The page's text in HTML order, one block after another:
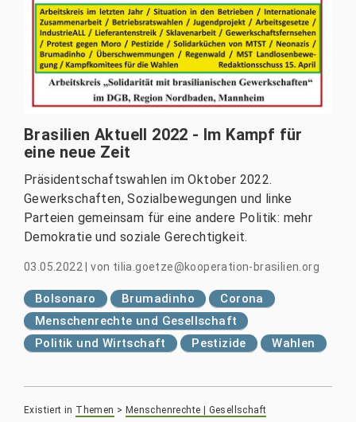
Brasilien Aktuell 2022 - Im Kampf für
eine neue Zeit
Präsidentschaftswahlen im Oktober 2022.
Gewerkschaften, Sozialbewegungen und linke
Parteien gemeinsam für eine andere Politik: mehr
Demokratie und soziale Gerechtigkeit.
03.05.2022 |von tilia.goetze@kooperation-brasilien.org
Bolsonaro Brumadinho
Corona
Menschenrechte und Gesellschaft
Politik und Wirtschaft
Pestizide Wahlen
Existiert in Themen > Menschenrechte | Gesellschaft